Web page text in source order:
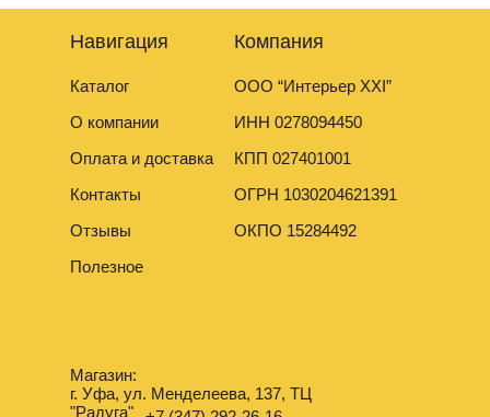
Навигация
Каталог
О компании
Оплата и доставка
Контакты
Отзывы
Полезное
Компания
ООО “Интерьер XXI”
ИНН 0278094450
КПП 027401001
ОГРН 1030204621391
ОКПО 15284492
Магазин:
г. Уфа, ул. Менделеева, 137, ТЦ
"Радуга"